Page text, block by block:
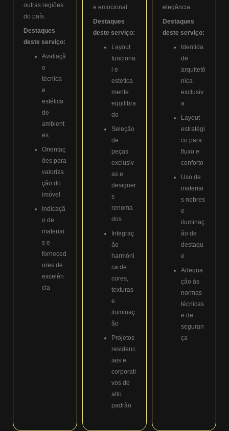
outras regiões
do país.
Destaques
deste serviço:
Avaliaçã
o
técnica
e
estética
de
ambient
es
Orientaç
ões para
valoriza
ção do
imóvel
Indicaçã
o de
materiai
s e
forneced
ores de
excelên
cia
e emocional.
Destaques
deste serviço:
Layout
funciona
l e
estetica
mente
equilibra
do
Seleção
de
peças
exclusiv
as e
designer
s
renoma
dos
Integraç
ão
harmôni
ca de
cores,
texturas
e
iluminaç
ão
Projetos
residenc
iais e
corporati
vos de
alto
padrão
elegância.
Destaques
deste serviço:
Identida
de
arquitetô
nica
exclusiv
a
Layout
estratégi
co para
fluxo e
conforto
Uso de
materiai
s nobres
e
iluminaç
ão de
destaqu
e
Adequa
ção às
normas
técnicas
e de
seguran
ça